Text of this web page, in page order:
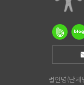
법인명(단